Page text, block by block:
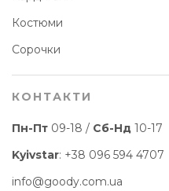
Костюми
Сорочки
КОНТАКТИ
Пн-Пт 09-18 / Сб-Нд 10-17
Kyivstar: +38 096 594 4707
info@goody.com.ua